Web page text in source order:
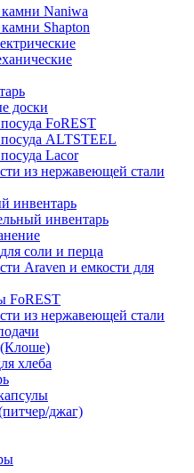
Naniwa
Shapton
доски
FoREST
ALTSTEEL
Lacor
из нержавеющей стали
инвентарь
инвентарь
соли и перца
Araven и емкости для
FoREST
из нержавеющей стали
хлеба
джаг)